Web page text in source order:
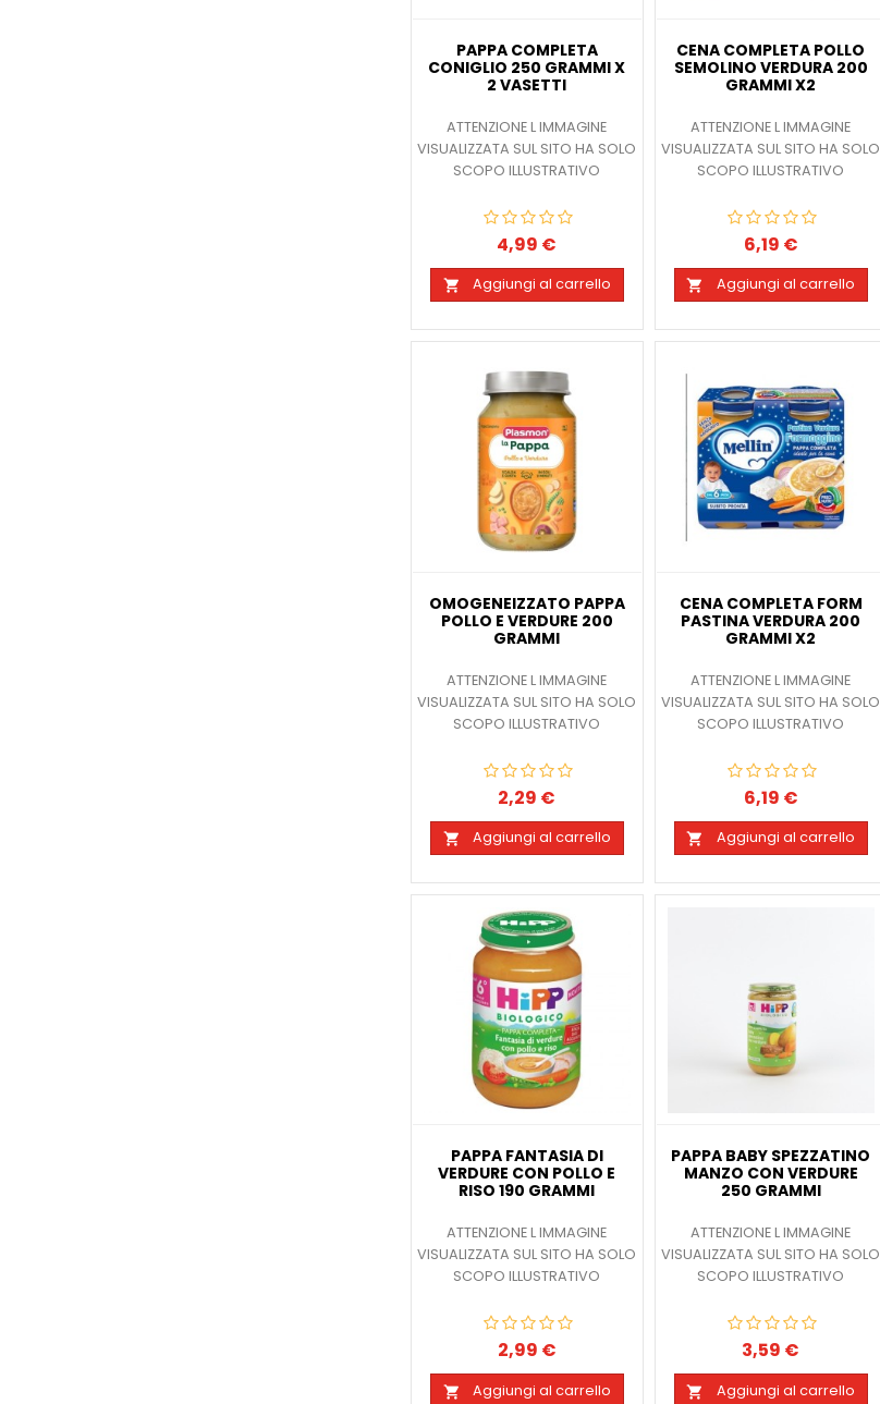
PAPPA COMPLETA
CONIGLIO 250 GRAMMI X
2 VASETTI
ATTENZIONE L IMMAGINE
VISUALIZZATA SUL SITO HA SOLO
SCOPO ILLUSTRATIVO
Prezzo
4,99 €
 Aggiungi al carrello
CENA COMPLETA POLLO
SEMOLINO VERDURA 200
GRAMMI X2
ATTENZIONE L IMMAGINE
VISUALIZZATA SUL SITO HA SOLO
SCOPO ILLUSTRATIVO
Prezzo
6,19 €
 Aggiungi al carrello
OMOGENEIZZATO PAPPA
POLLO E VERDURE 200
GRAMMI
ATTENZIONE L IMMAGINE
VISUALIZZATA SUL SITO HA SOLO
SCOPO ILLUSTRATIVO
Prezzo
2,29 €
 Aggiungi al carrello
CENA COMPLETA FORM
PASTINA VERDURA 200
GRAMMI X2
ATTENZIONE L IMMAGINE
VISUALIZZATA SUL SITO HA SOLO
SCOPO ILLUSTRATIVO
Prezzo
6,19 €
 Aggiungi al carrello
PAPPA FANTASIA DI
VERDURE CON POLLO E
RISO 190 GRAMMI
ATTENZIONE L IMMAGINE
VISUALIZZATA SUL SITO HA SOLO
SCOPO ILLUSTRATIVO
Prezzo
2,99 €
 Aggiungi al carrello
PAPPA BABY SPEZZATINO
MANZO CON VERDURE
250 GRAMMI
ATTENZIONE L IMMAGINE
VISUALIZZATA SUL SITO HA SOLO
SCOPO ILLUSTRATIVO
Prezzo
3,59 €
 Aggiungi al carrello